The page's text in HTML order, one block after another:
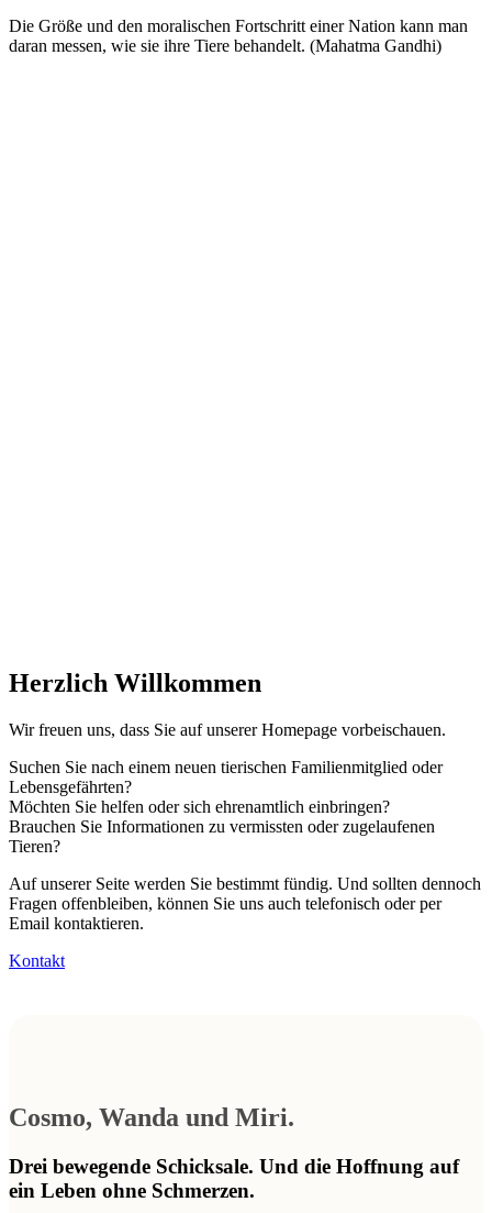
Die Größe und den moralischen Fortschritt einer Nation kann man
daran messen, wie sie ihre Tiere behandelt. (Mahatma Gandhi)
Herzlich Willkommen
Wir freuen uns, dass Sie auf unserer Homepage vorbeischauen.
Suchen Sie nach einem neuen tierischen Familienmitglied oder
Lebensgefährten?
Möchten Sie helfen oder sich ehrenamtlich einbringen?
Brauchen Sie Informationen zu vermissten oder zugelaufenen
Tieren?
Auf unserer Seite werden Sie bestimmt fündig. Und sollten dennoch
Fragen offenbleiben, können Sie uns auch telefonisch oder per
Email kontaktieren.
Kontakt
Cosmo, Wanda und Miri.
Drei bewegende Schicksale. Und die Hoffnung auf
ein Leben ohne Schmerzen.